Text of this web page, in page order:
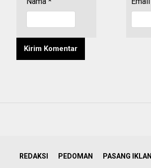
REDAKSI PEDOMAN PASANG IKLAN